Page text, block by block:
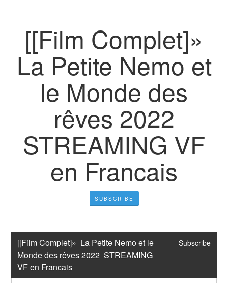
[[Film Complet]»
La Petite Nemo et
le Monde des
rêves 2022
STREAMING VF
en Francais
SUBSCRIBE
[[Film Complet]»  La Petite Nemo et le
Monde des rêves 2022  STREAMING
VF en Francais
Subscribe